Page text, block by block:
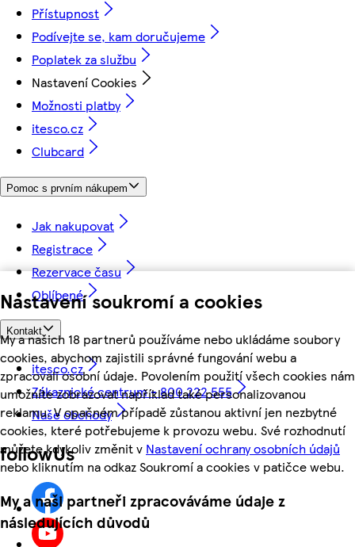
Nastavení soukromí a cookies
My a našich 18 partnerů používáme nebo ukládáme soubory
cookies, abychom zajistili správné fungování webu a
zpracovali osobní údaje. Povolením použití všech cookies nám
umožníte zobrazovat například také personalizovanou
reklamu. V opačném případě zůstanou aktivní jen nezbytné
cookies, které potřebujeme k provozu webu. Své rozhodnutí
můžete kdykoliv změnit v Nastavení ochrany osobních údajů
nebo kliknutím na odkaz Soukromí a cookies v patičce webu.
My a naši partneři zpracováváme údaje z
následujících důvodů
Přístupnost
Podívejte se, kam doručujeme
Poplatek za službu
Nastavení Cookies
Možnosti platby
itesco.cz
Clubcard
Pomoc s prvním nákupem
Jak nakupovat
Registrace
Rezervace času
Oblíbené
Kontakt
itesco.cz
Zákaznické centrum - 800 222 555
Naše obchody
followUs